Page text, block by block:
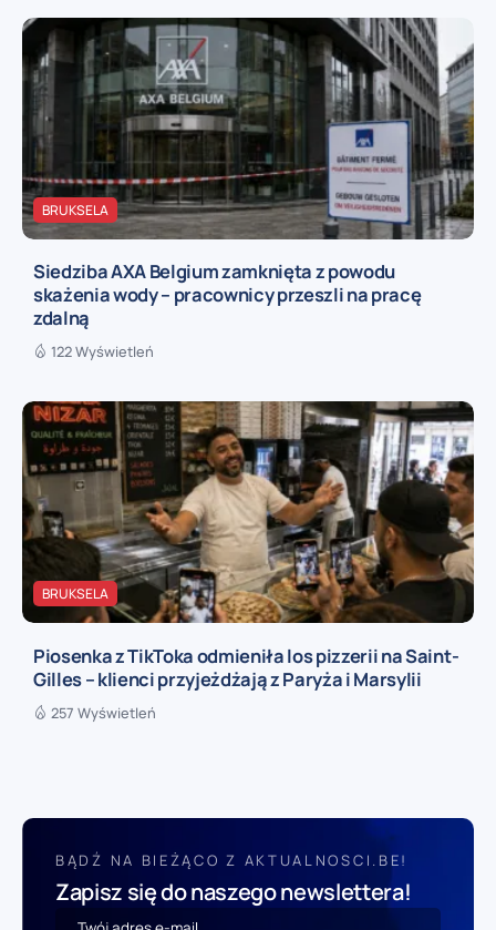
BRUKSELA
Siedziba AXA Belgium zamknięta z powodu
skażenia wody – pracownicy przeszli na pracę
zdalną
122 Wyświetleń
BRUKSELA
Piosenka z TikToka odmieniła los pizzerii na Saint-
Gilles – klienci przyjeżdżają z Paryża i Marsylii
257 Wyświetleń
BĄDŹ NA BIEŻĄCO Z AKTUALNOSCI.BE!
Zapisz się do naszego newslettera!